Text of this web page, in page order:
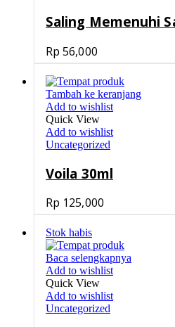
Saling Memenuhi
Rp 56,000
Tambah ke keranjang
Add to wishlist
Quick View
Add to wishlist
Uncategorized
Voila 30ml
Rp 125,000
Stok habis
Baca selengkapnya
Add to wishlist
Quick View
Add to wishlist
Uncategorized